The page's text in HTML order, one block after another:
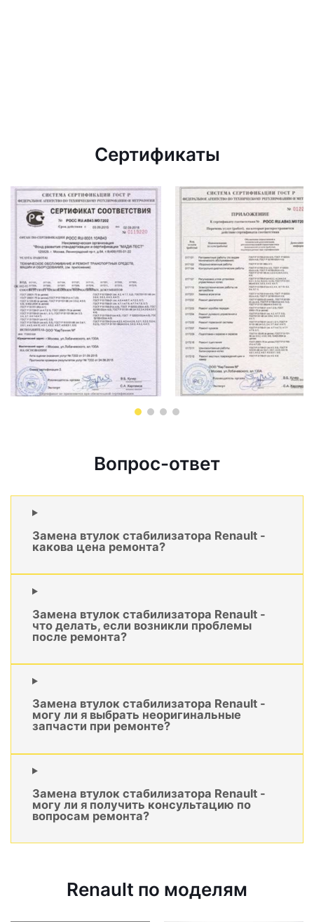
Сертификаты
Вопрос-ответ
Замена втулок стабилизатора Renault -
какова цена ремонта?
Замена втулок стабилизатора Renault -
что делать, если возникли проблемы
после ремонта?
Замена втулок стабилизатора Renault -
могу ли я выбрать неоригинальные
запчасти при ремонте?
Замена втулок стабилизатора Renault -
могу ли я получить консультацию по
вопросам ремонта?
Renault по моделям